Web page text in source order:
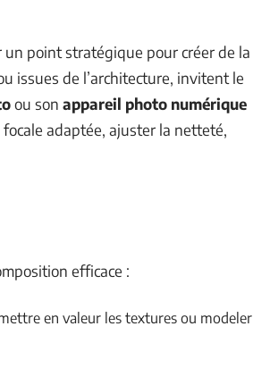
point stratégique pour créer de la
issues de l’architecture, invitent le
ou son appareil photo numérique
adaptée, ajuster la netteté,
efficace :
en valeur les textures ou modeler